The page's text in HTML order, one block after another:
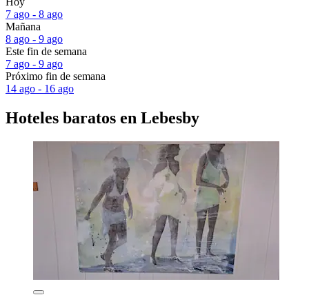
7 ago - 8 ago
Mañana
8 ago - 9 ago
Este fin de semana
7 ago - 9 ago
Próximo fin de semana
14 ago - 16 ago
Hoteles baratos en Lebesby